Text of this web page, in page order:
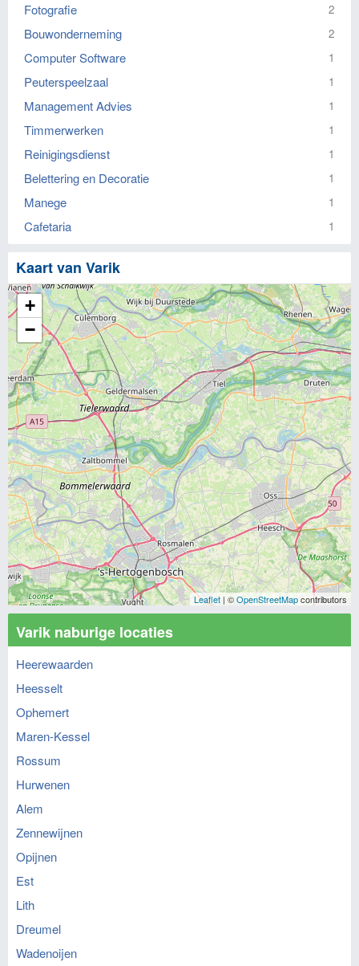
Fotografie 2
Bouwonderneming 2
Computer Software 1
Peuterspeelzaal 1
Management Advies 1
Timmerwerken 1
Reinigingsdienst 1
Belettering en Decoratie 1
Manege 1
Cafetaria 1
Kaart van Varik
+
−
Leaflet | ©OpenStreetMapcontributors
Varik naburige locaties
Heerewaarden
Heesselt
Ophemert
Maren-Kessel
Rossum
Hurwenen
Alem
Zennewijnen
Opijnen
Est
Lith
Dreumel
Wadenoijen